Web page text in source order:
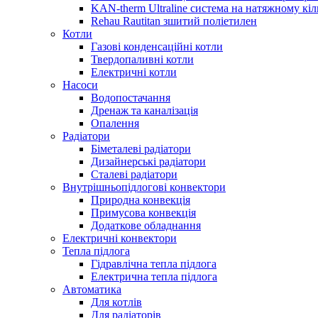
KAN-therm Ultraline система на натяжному
Rehau Rautitan зшитий поліетилен
Котли
Газові конденсаційні котли
Твердопаливні котли
Електричні котли
Насоси
Водопостачання
Дренаж та каналізація
Опалення
Радіатори
Біметалеві радіатори
Дизайнерські радіатори
Сталеві радіатори
Внутрішньопідлогові конвектори
Природна конвекція
Примусова конвекція
Додаткове обладнання
Електричні конвектори
Тепла підлога
Гідравлічна тепла підлога
Електрична тепла підлога
Автоматика
Для котлів
Для радіаторів